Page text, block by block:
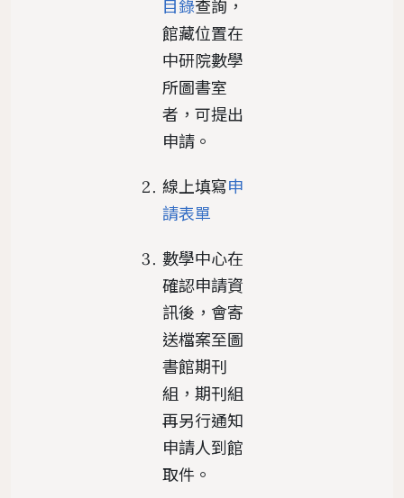
目錄查詢，
館藏位置在
中研院數學
所圖書室
者，可提出
申請。
線上填寫申
請表單
數學中心在
確認申請資
訊後，會寄
送檔案至圖
書館期刊
組，期刊組
再另行通知
申請人到館
取件。